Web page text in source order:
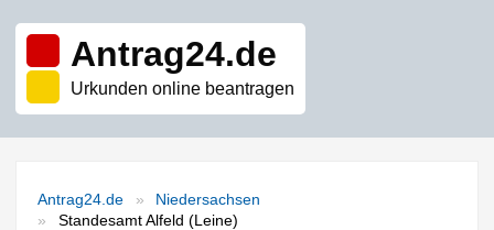
Antrag24.de
Urkunden online beantragen
Antrag24.de
Niedersachsen
Standesamt Alfeld (Leine)